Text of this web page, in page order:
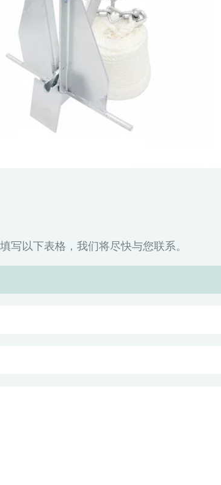
写以下表格，我们将尽快与您联系。